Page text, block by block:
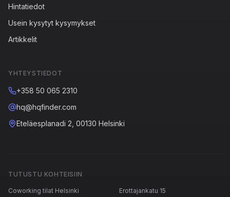
Hintatiedot
Usein kysytyt kysymykset
Artikkelit
YHTEYSTIEDOT
+358 50 065 2310
hq@hqfinder.com
Eteläesplanadi 2, 00130 Helsinki
TUTUSTU KOHTEISIIN
Coworking tilat Helsinki
Erottajankatu 15